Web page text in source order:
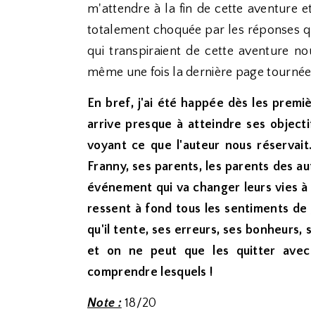
m'attendre à la fin de cette aventure
totalement choquée par les réponses
qui transpiraient de cette aventure
même une fois la dernière page
En bref, j'ai été happée dès les
arrive presque à atteindre ses
voyant ce que l'auteur nous
Franny, ses parents, les parents des
événement qui va changer leurs vies
ressent à fond tous les sentiments
qu'il tente, ses erreurs, ses bonheurs,
et on ne peut que les quitter
comprendre lesquels !
Note :18/20